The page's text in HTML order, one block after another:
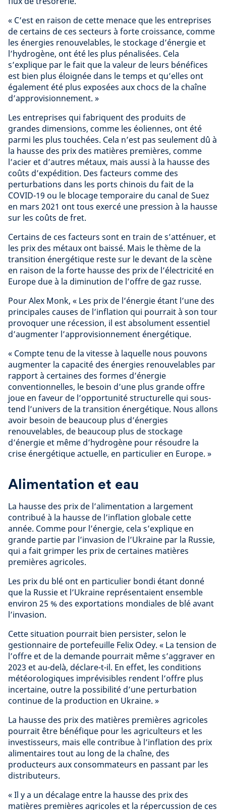
« C’est en raison de cette menace que les entreprises
de certains de ces secteurs à forte croissance, comme
les énergies renouvelables, le stockage d’énergie et
l’hydrogène, ont été les plus pénalisées. Cela
s’explique par le fait que la valeur de leurs bénéfices
est bien plus éloignée dans le temps et qu’elles ont
également été plus exposées aux chocs de la chaîne
d’approvisionnement. »
Les entreprises qui fabriquent des produits de
grandes dimensions, comme les éoliennes, ont été
parmi les plus touchées. Cela n’est pas seulement dû à
la hausse des prix des matières premières, comme
l’acier et d’autres métaux, mais aussi à la hausse des
coûts d’expédition. Des facteurs comme des
perturbations dans les ports chinois du fait de la
COVID-19 ou le blocage temporaire du canal de Suez
en mars 2021 ont tous exercé une pression à la hausse
sur les coûts de fret.
Certains de ces facteurs sont en train de s’atténuer, et
les prix des métaux ont baissé. Mais le thème de la
transition énergétique reste sur le devant de la scène
en raison de la forte hausse des prix de l’électricité en
Europe due à la diminution de l’offre de gaz russe.
Pour Alex Monk, « Les prix de l’énergie étant l’une des
principales causes de l’inflation qui pourrait à son tour
provoquer une récession, il est absolument essentiel
d’augmenter l’approvisionnement énergétique.
« Compte tenu de la vitesse à laquelle nous pouvons
augmenter la capacité des énergies renouvelables par
rapport à certaines des formes d’énergie
conventionnelles, le besoin d’une plus grande offre
joue en faveur de l’opportunité structurelle qui sous-
tend l’univers de la transition énergétique. Nous allons
avoir besoin de beaucoup plus d’énergies
renouvelables, de beaucoup plus de stockage
d’énergie et même d’hydrogène pour résoudre la
crise énergétique actuelle, en particulier en Europe. »
Alimentation et eau
La hausse des prix de l’alimentation a largement
contribué à la hausse de l’inflation globale cette
année. Comme pour l’énergie, cela s’explique en
grande partie par l’invasion de l’Ukraine par la Russie,
qui a fait grimper les prix de certaines matières
premières agricoles.
Les prix du blé ont en particulier bondi étant donné
que la Russie et l’Ukraine représentaient ensemble
environ 25 % des exportations mondiales de blé avant
l’invasion.
Cette situation pourrait bien persister, selon le
gestionnaire de portefeuille Felix Odey. « La tension de
l’offre et de la demande pourrait même s’aggraver en
2023 et au-delà, déclare-t-il. En effet, les conditions
météorologiques imprévisibles rendent l’offre plus
incertaine, outre la possibilité d’une perturbation
continue de la production en Ukraine. »
La hausse des prix des matières premières agricoles
pourrait être bénéfique pour les agriculteurs et les
investisseurs, mais elle contribue à l’inflation des prix
alimentaires tout au long de la chaîne, des
producteurs aux consommateurs en passant par les
distributeurs.
« Il y a un décalage entre la hausse des prix des
matières premières agricoles et la répercussion de ces